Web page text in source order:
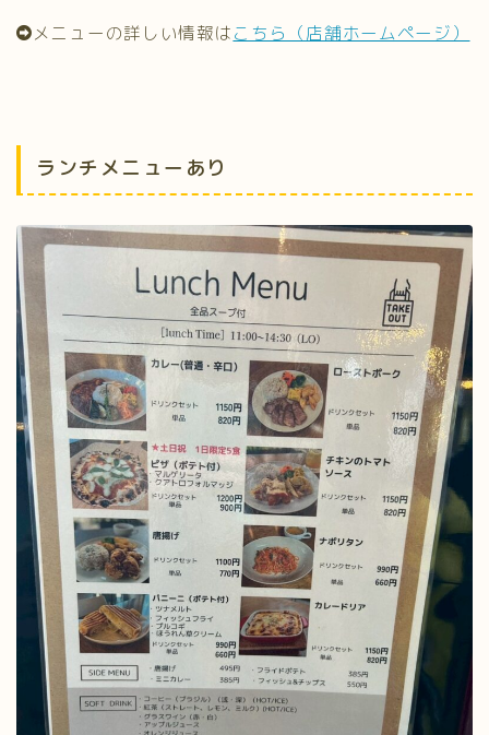
メニューの詳しい情報はこちら（店舗ホームページ）
ランチメニューあり